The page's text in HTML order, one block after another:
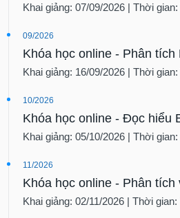
Khai giảng: 07/09/2026 | Thời
09/2026
Khóa học online - Phân
Khai giảng: 16/09/2026 | Thời
10/2026
Khóa học online - Đọc hiểu
Khai giảng: 05/10/2026 | Thời
11/2026
Khóa học online - Phân
Khai giảng: 02/11/2026 | Thời